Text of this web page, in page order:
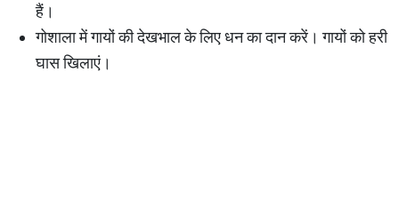
हैं।
गोशाला में गायों की देखभाल के लिए धन का दान करें। गायों को हरी
घास खिलाएं।